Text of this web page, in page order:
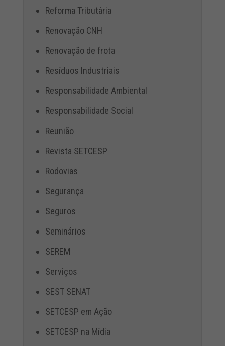
Reforma Tributária
Renovação CNH
Renovação de frota
Resíduos Industriais
Responsabilidade Ambiental
Responsabilidade Social
Reunião
Revista SETCESP
Rodovias
Segurança
Seguros
Seminários
SEREM
Serviços
SEST SENAT
SETCESP em Ação
SETCESP na Mídia